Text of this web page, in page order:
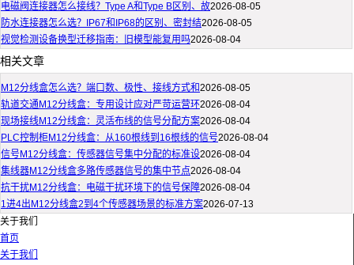
电磁阀连接器怎么接线？Type A和Type B区别、故2026-08-05
防水连接器怎么选？IP67和IP68的区别、密封结2026-08-05
视觉检测设备换型迁移指南：旧模型能复用吗2026-08-04
相关文章
M12分线盒怎么选？端口数、极性、接线方式和2026-08-05
轨道交通M12分线盒：专用设计应对严苛运营环2026-08-04
现场接线M12分线盒：灵活布线的信号分配方案2026-08-04
PLC控制柜M12分线盒：从160根线到16根线的信号2026-08-04
信号M12分线盒：传感器信号集中分配的标准设2026-08-04
集线器M12分线盒多路传感器信号的集中节点2026-08-04
抗干扰M12分线盒：电磁干扰环境下的信号保障2026-08-04
1进4出M12分线盒2到4个传感器场景的标准方案2026-07-13
关于我们
首页
关于我们